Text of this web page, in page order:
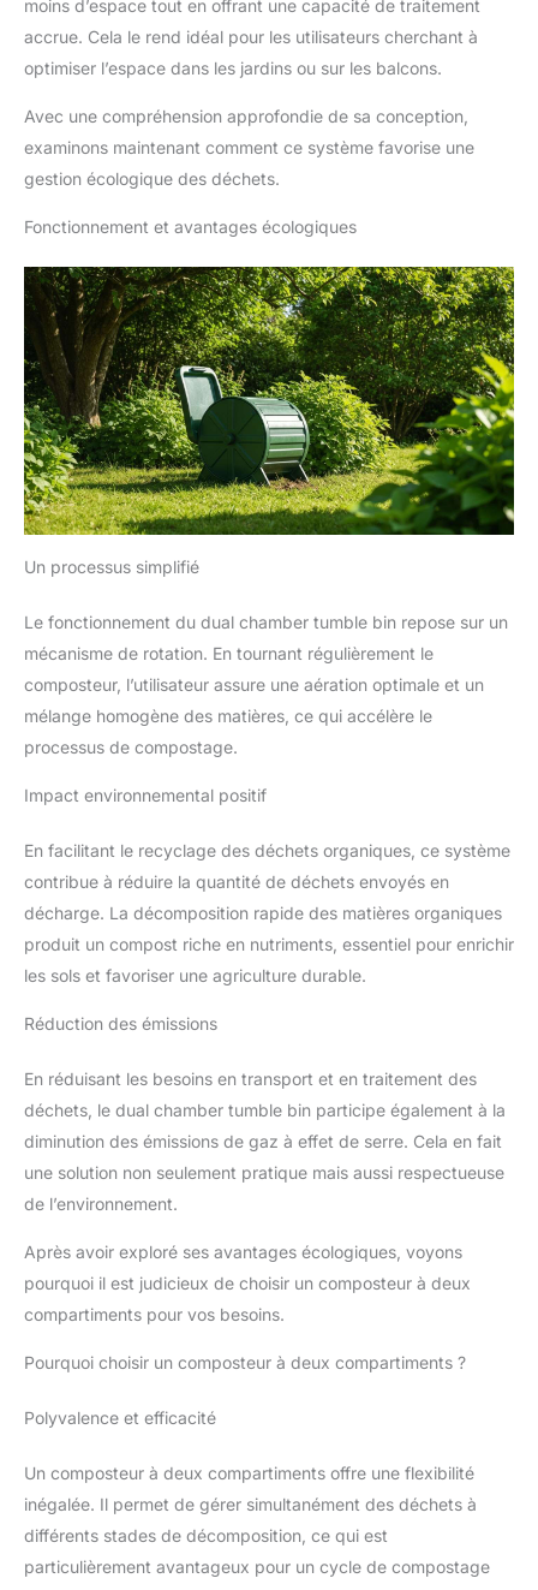
moins d’espace tout en offrant une capacité de traitement
accrue. Cela le rend idéal pour les utilisateurs cherchant à
optimiser l’espace dans les jardins ou sur les balcons.
Avec une compréhension approfondie de sa conception,
examinons maintenant comment ce système favorise une
gestion écologique des déchets.
Fonctionnement et avantages écologiques
Un processus simplifié
Le fonctionnement du dual chamber tumble bin repose sur un
mécanisme de rotation. En tournant régulièrement le
composteur, l’utilisateur assure une aération optimale et un
mélange homogène des matières, ce qui accélère le
processus de compostage.
Impact environnemental positif
En facilitant le recyclage des déchets organiques, ce système
contribue à réduire la quantité de déchets envoyés en
décharge. La décomposition rapide des matières organiques
produit un compost riche en nutriments, essentiel pour enrichir
les sols et favoriser une agriculture durable.
Réduction des émissions
En réduisant les besoins en transport et en traitement des
déchets, le dual chamber tumble bin participe également à la
diminution des émissions de gaz à effet de serre. Cela en fait
une solution non seulement pratique mais aussi respectueuse
de l’environnement.
Après avoir exploré ses avantages écologiques, voyons
pourquoi il est judicieux de choisir un composteur à deux
compartiments pour vos besoins.
Pourquoi choisir un composteur à deux compartiments ?
Polyvalence et efficacité
Un composteur à deux compartiments offre une flexibilité
inégalée. Il permet de gérer simultanément des déchets à
différents stades de décomposition, ce qui est
particulièrement avantageux pour un cycle de compostage